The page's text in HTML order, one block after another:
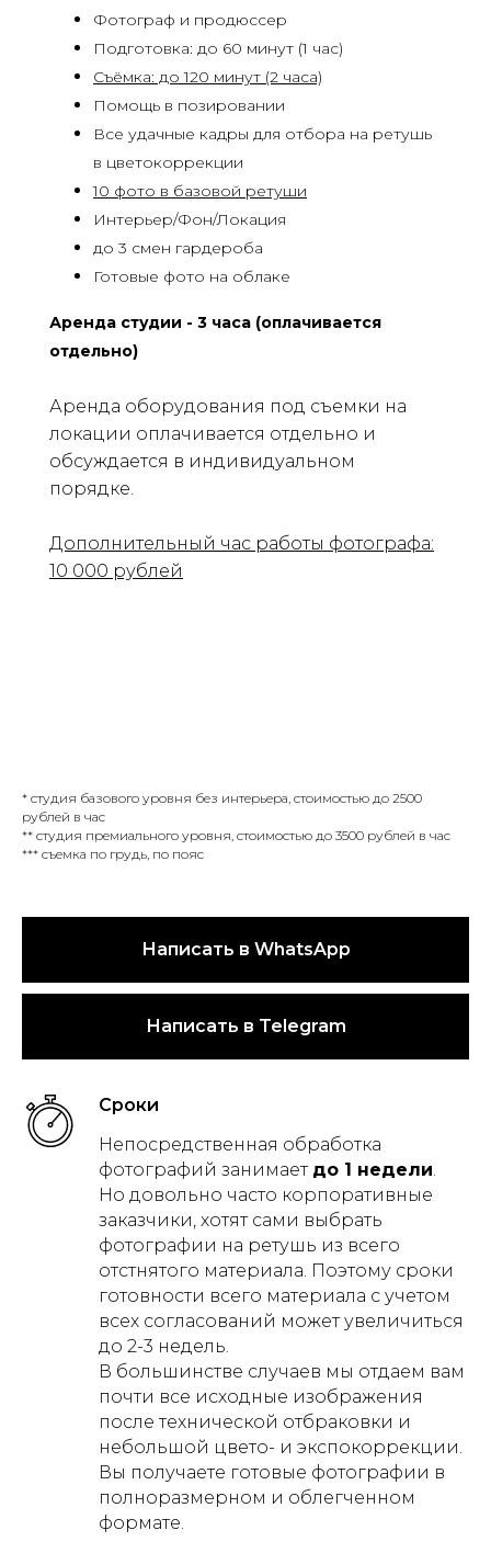
Фотограф и продюссер
Подготовка: до 60 минут (1 час)
Съёмка: до 120 минут (2 часа)
Помощь в позировании
Все удачные кадры для отбора на ретушь
в цветокоррекции
10 фото в базовой ретуши
Интерьер/Фон/Локация
до 3 смен гардероба
Готовые фото на облаке
Аренда студии - 3 часа (оплачивается
отдельно)
Аренда оборудования под съемки на
локации оплачивается отдельно и
обсуждается в индивидуальном
порядке.
Дополнительный час работы фотографа:
10 000 рублей
* студия базового уровня без интерьера, стоимостью до 2500
рублей в час
** студия премиального уровня, стоимостью до 3500 рублей в час
*** съемка по грудь, по пояс
Написать в WhatsApp
Написать в Telegram
Сроки
Непосредственная обработка
фотографий занимает до 1 недели
Но довольно часто корпоративные
заказчики, хотят сами выбрать
фотографии на ретушь из всего
отстнятого материала. Поэтому сроки
готовности всего материала с учетом
всех согласований может увеличиться
до 2-3 недель.
В большинстве случаев мы отдаем вам
почти все исходные изображения
после технической отбраковки и
небольшой цвето- и экспокоррекции.
Вы получаете готовые фотографии в
полноразмерном и облегченном
формате.